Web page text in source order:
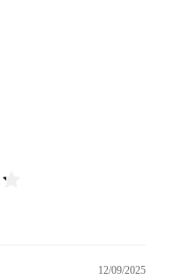
12/09/2025